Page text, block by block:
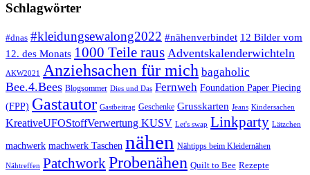
Schlagwörter
#dnas #kleidungsewalong2022 #nähenverbindet 12 Bilder vom
12. des Monats 1000 Teile raus Adventskalenderwichteln
AKW2021 Anziehsachen für mich bagaholic
Bee.4.Bees Blogsommer Dies und Das Fernweh Foundation Paper Piecing
(FPP) Gastautor Gastbeitrag Geschenke Grusskarten Jeans Kindersachen
KreativeUFOStoffVerwertung KUSV Let's swap Linkparty Lätzchen
machwerk machwerk Taschen nähen Nähtipps beim Kleidernähen
Nähtreffen PatchworkProbenähen Quilt to Bee Rezepte